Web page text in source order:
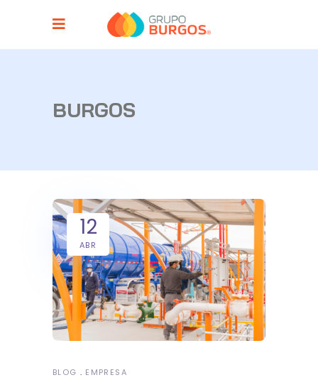
BURGOS
12
ABR
BLOG EMPRESA